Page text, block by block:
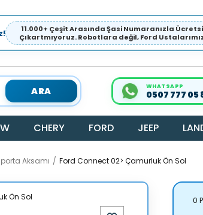
11.000+ Çeşit Arasında Şasi Numaranızla
Çıkartmıyoruz. Robotlara değil, Ford
ARA WHATSAPP
0507 777 05
CHERY FORD JEEP
Aksamı Ford Connect 02> Çamurluk Ön Sol
0